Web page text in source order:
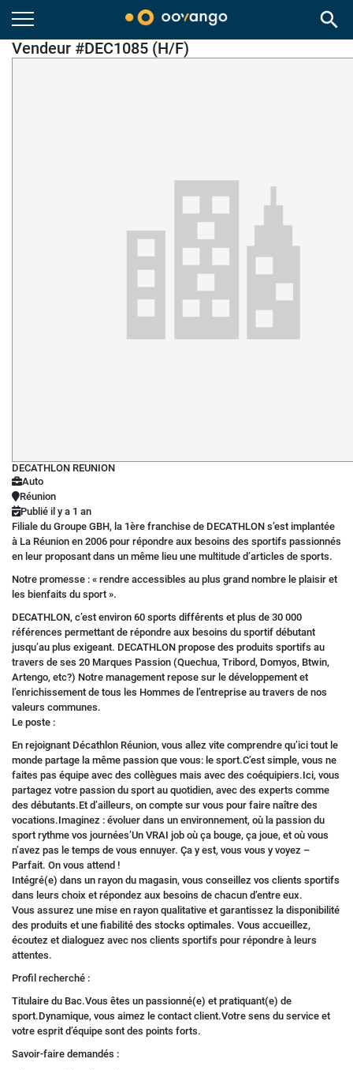
search
Vendeur #DEC1085 (H/F)
DECATHLON REUNION
Auto
Réunion
Publié il y a 1 an
Filiale du Groupe GBH, la 1ère franchise de DECATHLON s’est implantée
à La Réunion en 2006 pour répondre aux besoins des sportifs passionnés
en leur proposant dans un même lieu une multitude d’articles de sports.
Notre promesse : « rendre accessibles au plus grand nombre le plaisir et
les bienfaits du sport ».
DECATHLON, c’est environ 60 sports différents et plus de 30 000
références permettant de répondre aux besoins du sportif débutant
jusqu’au plus exigeant. DECATHLON propose des produits sportifs au
travers de ses 20 Marques Passion (Quechua, Tribord, Domyos, Btwin,
Artengo, etc?) Notre management repose sur le développement et
l’enrichissement de tous les Hommes de l’entreprise au travers de nos
valeurs communes.
Le poste :
En rejoignant Décathlon Réunion, vous allez vite comprendre qu’ici tout le
monde partage la même passion que vous: le sport.C’est simple, vous ne
faites pas équipe avec des collègues mais avec des coéquipiers.Ici, vous
partagez votre passion du sport au quotidien, avec des experts comme
des débutants.Et d’ailleurs, on compte sur vous pour faire naître des
vocations.Imaginez : évoluer dans un environnement, où la passion du
sport rythme vos journées’Un VRAI job où ça bouge, ça joue, et où vous
n’avez pas le temps de vous ennuyer. Ça y est, vous vous y voyez –
Parfait. On vous attend !
Intégré(e) dans un rayon du magasin, vous conseillez vos clients sportifs
dans leurs choix et répondez aux besoins de chacun d’entre eux.
Vous assurez une mise en rayon qualitative et garantissez la disponibilité
des produits et une fiabilité des stocks optimales. Vous accueillez,
écoutez et dialoguez avec nos clients sportifs pour répondre à leurs
attentes.
Profil recherché :
Titulaire du Bac.Vous êtes un passionné(e) et pratiquant(e) de
sport.Dynamique, vous aimez le contact client.Votre sens du service et
votre esprit d’équipe sont des points forts.
Savoir-faire demandés :